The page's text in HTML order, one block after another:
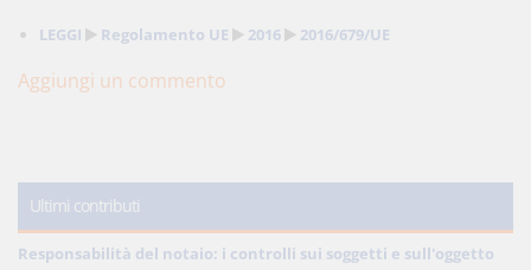
LEGGI Regolamento UE 2016 2016/679/UE
Aggiungi un commento
Ultimi contributi
Responsabilità del notaio: i controlli sui soggetti e sull'oggetto